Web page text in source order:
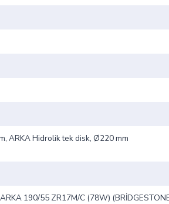
ARKA Hidrolik tek disk, Ø220 mm
190/55 ZR17M/C (78W)